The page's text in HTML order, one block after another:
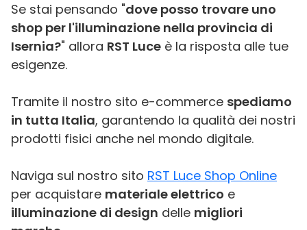
Se stai pensando "dove posso trovare uno
shop per l'illuminazione nella provincia di
Isernia?" allora RST Luce è la risposta alle tue
esigenze.
Tramite il nostro sito e-commerce spediamo
in tutta Italia, garantendo la qualità dei nostri
prodotti fisici anche nel mondo digitale.
Naviga sul nostro sito RST Luce Shop Online
per acquistare materiale elettrico e
illuminazione di design delle migliori